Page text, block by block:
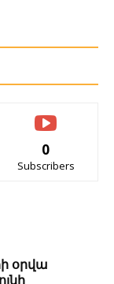
0
Subscribers
օրվա